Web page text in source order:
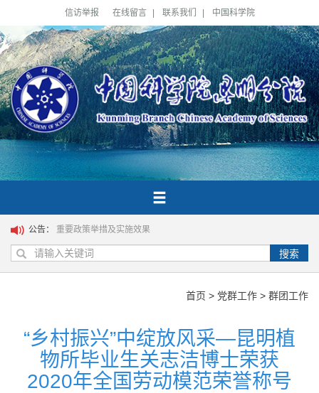
信访举报 在线留言 联系我们 中国科学院
公告： 重要政策举措及实施效果
搜索
首页 > 党群工作 > 群团工作
“乡村振兴”中绽放风采—昆明植
物所毕业生关志洁博士荣获
2020年全国劳动模范荣誉称号